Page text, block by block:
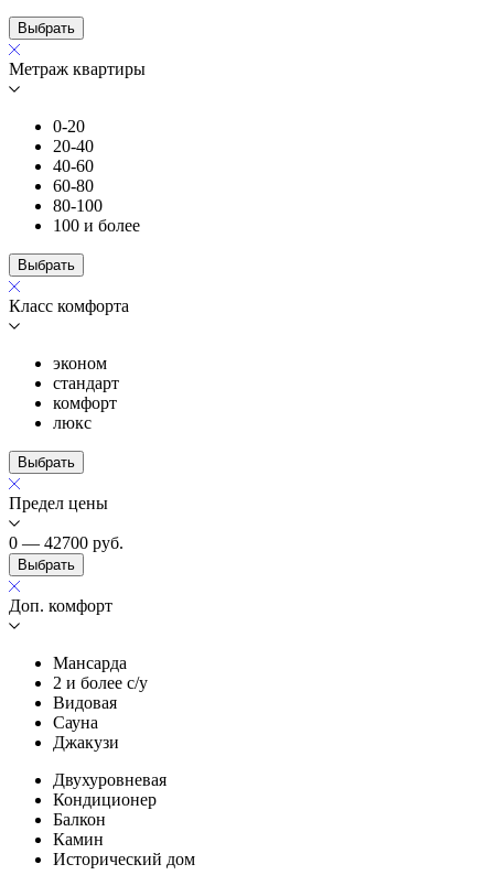
Выбрать
Метраж квартиры
0-20
20-40
40-60
60-80
80-100
100 и более
Выбрать
Класс комфорта
эконом
стандарт
комфорт
люкс
Выбрать
Предел цены
0 — 42700 руб.
Выбрать
Доп. комфорт
Мансарда
2 и более с/у
Видовая
Сауна
Джакузи
Двухуровневая
Кондиционер
Балкон
Камин
Исторический дом